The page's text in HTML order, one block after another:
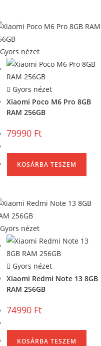
Gyors nézet
Gyors nézet
Xiaomi Poco M6 Pro 8GB
RAM 256GB
79990 Ft
KOSÁRBA TESZEM
Gyors nézet
Gyors nézet
Xiaomi Redmi Note 13 8GB
RAM 256GB
74990 Ft
KOSÁRBA TESZEM